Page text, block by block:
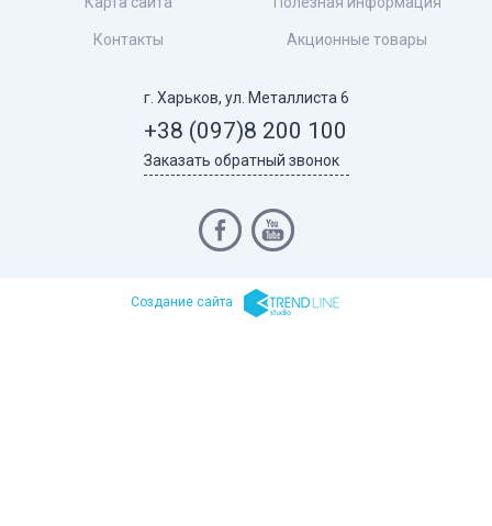
Контакты Акционные товары
г. Харьков, ул. Металлиста 6
+38 (097)8 200 100
Заказать обратный звонок
Cоздание сайта